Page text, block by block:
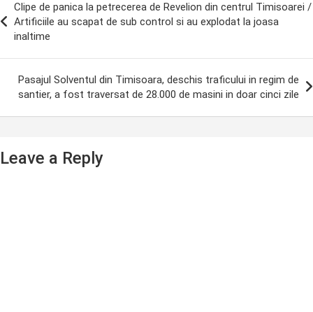
Clipe de panica la petrecerea de Revelion din centrul Timisoarei /
Artificiile au scapat de sub control si au explodat la joasa
inaltime
Pasajul Solventul din Timisoara, deschis traficului in regim de
santier, a fost traversat de 28.000 de masini in doar cinci zile
Leave a Reply